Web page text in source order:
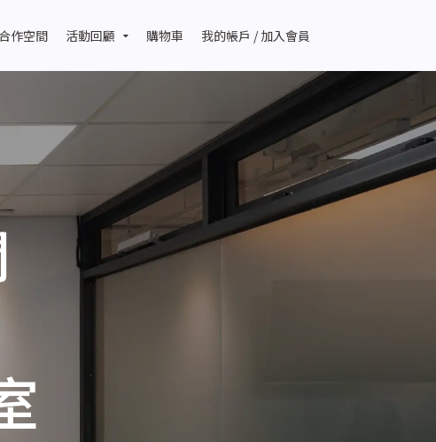
作空間 活動回顧 購物車 我的帳戶 / 加入會員